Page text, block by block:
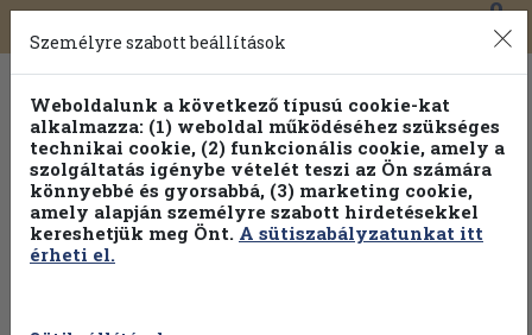
Toggle
navigation
0
Személyre szabott beállítások
Weboldalunk a következő típusú cookie-kat
alkalmazza: (1) weboldal működéséhez szükséges
technikai cookie, (2) funkcionális cookie, amely a
szolgáltatás igénybe vételét teszi az Ön számára
könnyebbé és gyorsabbá, (3) marketing cookie,
amely alapján személyre szabott hirdetésekkel
kereshetjük meg Önt. A sütiszabályzatunkat itt
érheti el.